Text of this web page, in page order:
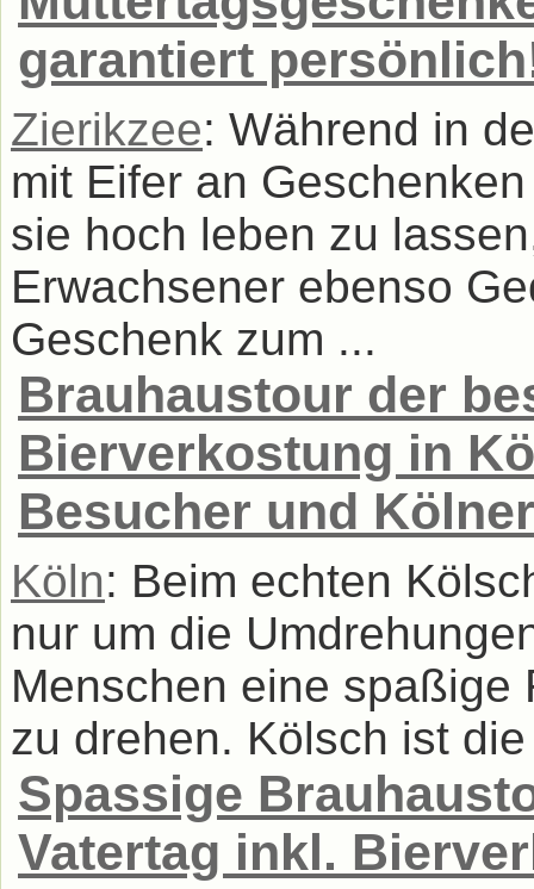
garantiert
Zierikzee: Während in
mit Eifer an
sie hoch leben zu
Erwachsener ebenso
Geschenk zum ...
Brauhaustour der
Bierverkostung in
Besucher und
Köln: Beim echten
nur um die
Menschen eine spaßige
zu drehen. Kölsch ist
Spassige
Vatertag inkl.